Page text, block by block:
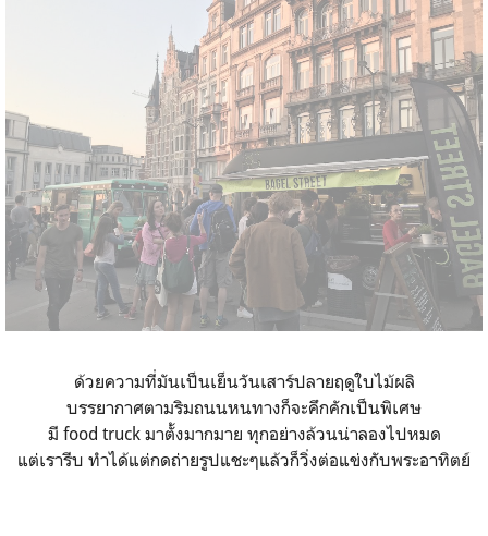
ด้วยความที่มันเป็นเย็นวันเสาร์ปลายฤดูใบไม้ผลิ
บรรยากาศตามริมถนนหนทางก็จะคึกคักเป็นพิเศษ
มี food truck มาตั้งมากมาย ทุกอย่างล้วนน่าลองไปหมด
แต่เรารีบ ทำได้แต่กดถ่ายรูปแชะๆแล้วก็วิ่งต่อแข่งกับพระอาทิตย์